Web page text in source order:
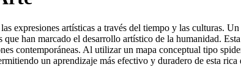
expresiones artísticas a través del tiempo y las culturas.
han marcado el desarrollo artístico de la humanidad.
contemporáneas. Al utilizar un mapa conceptual tipo
un aprendizaje más efectivo y duradero de esta